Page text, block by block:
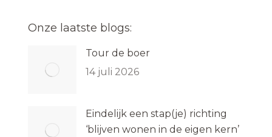
Onze laatste blogs:
Tour de boer
14 juli 2026
Eindelijk een stap(je) richting
‘blijven wonen in de eigen kern’